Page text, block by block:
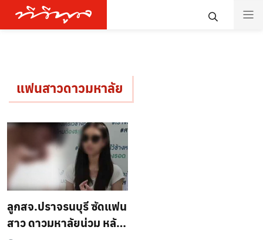
แฟนสาวดาวมหาลัย
ลูกสจ.ปราจรนบุรี ซัดแฟน
สาว ดาวมหาลัยน่วม หลัง